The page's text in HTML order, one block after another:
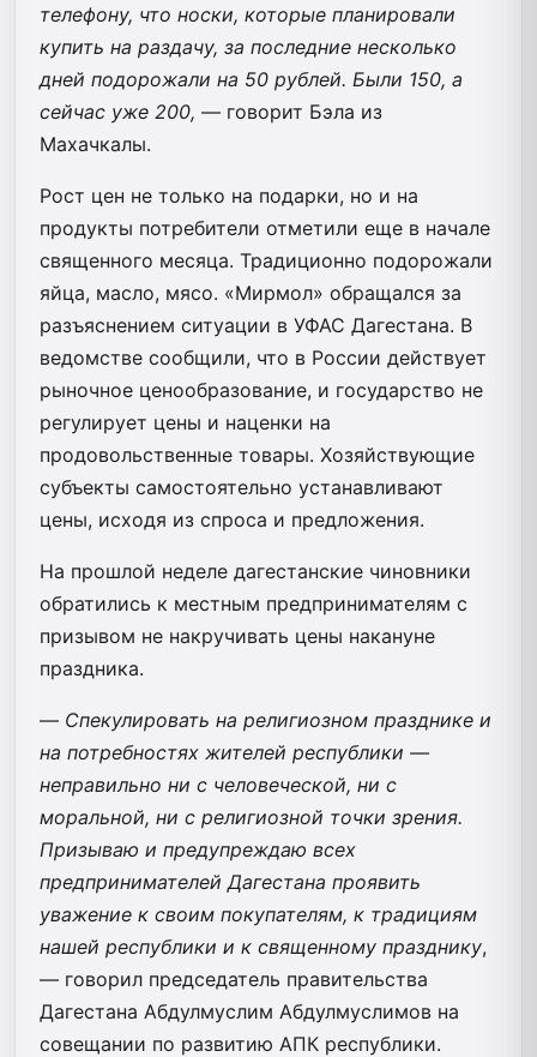
телефону, что носки, которые планировали
купить на раздачу, за последние несколько
дней подорожали на 50 рублей. Были 150, а
сейчас уже 200, — говорит Бэла из
Махачкалы.
Рост цен не только на подарки, но и на
продукты потребители отметили еще в начале
священного месяца. Традиционно подорожали
яйца, масло, мясо. «Мирмол» обращался за
разъяснением ситуации в УФАС Дагестана. В
ведомстве сообщили, что в России действует
рыночное ценообразование, и государство не
регулирует цены и наценки на
продовольственные товары. Хозяйствующие
субъекты самостоятельно устанавливают
цены, исходя из спроса и предложения.
На прошлой неделе дагестанские чиновники
обратились к местным предпринимателям с
призывом не накручивать цены накануне
праздника.
— Спекулировать на религиозном празднике и
на потребностях жителей республики —
неправильно ни с человеческой, ни с
моральной, ни с религиозной точки зрения.
Призываю и предупреждаю всех
предпринимателей Дагестана проявить
уважение к своим покупателям, к традициям
нашей республики и к священному празднику,
— говорил председатель правительства
Дагестана Абдулмуслим Абдулмуслимов на
совещании по развитию АПК республики.